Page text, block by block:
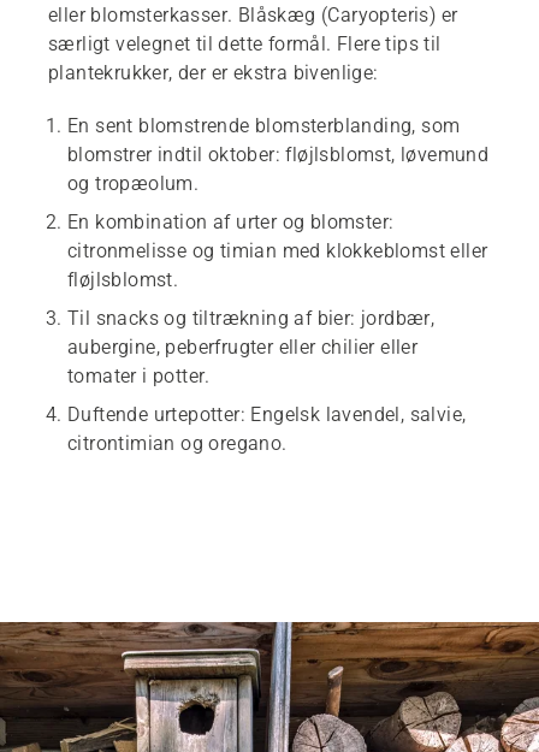
eller blomsterkasser. Blåskæg (Caryopteris) er
særligt velegnet til dette formål. Flere tips til
plantekrukker, der er ekstra bivenlige:
En sent blomstrende blomsterblanding, som
blomstrer indtil oktober: fløjlsblomst, løvemund
og tropæolum.
En kombination af urter og blomster:
citronmelisse og timian med klokkeblomst eller
fløjlsblomst.
Til snacks og tiltrækning af bier: jordbær,
aubergine, peberfrugter eller chilier eller
tomater i potter.
Duftende urtepotter: Engelsk lavendel, salvie,
citrontimian og oregano.